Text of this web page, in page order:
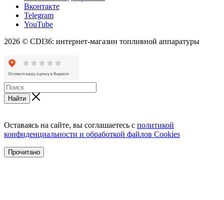
Вконтакте
Telegram
YouTube
2026 © CDI36: интернет-магазин топливной аппаратуры
Найти
Оставаясь на сайте, вы соглашаетесь с политикой
конфиденциальности и обработкой файлов Cookies
Прочитано